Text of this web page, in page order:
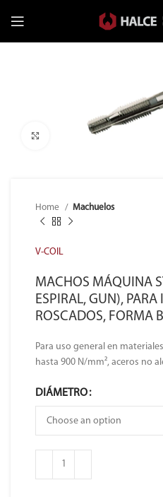
Clic para ampliar
Home Machuelos
V-COIL
MACHOS MÁQUINA
ESPIRAL, GUN), PARA
ROSCADOS, FORMA
Para uso general en
hasta 900 N/mm², aceros no
DIÁMETRO